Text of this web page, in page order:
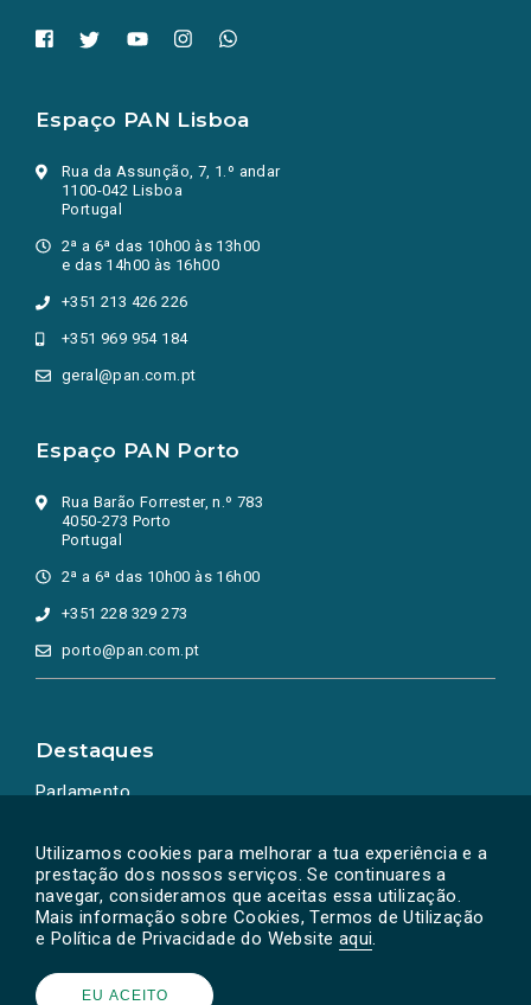
Utilizamos cookies para melhorar a tua experiência e a
prestação dos nossos serviços. Se continuares a
navegar, consideramos que aceitas essa utilização.
Mais informação sobre Cookies, Termos de Utilização
e Política de Privacidade do Website aqui.
EU ACEITO
Espaço PAN Lisboa
Rua da Assunção, 7, 1.º andar
1100-042 Lisboa
Portugal
2ª a 6ª das 10h00 às 13h00
e das 14h00 às 16h00
+351 213 426 226
+351 969 954 184
geral@pan.com.pt
Espaço PAN Porto
Rua Barão Forrester, n.º 783
4050-273 Porto
Portugal
2ª a 6ª das 10h00 às 16h00
+351 228 329 273
porto@pan.com.pt
Destaques
Parlamento